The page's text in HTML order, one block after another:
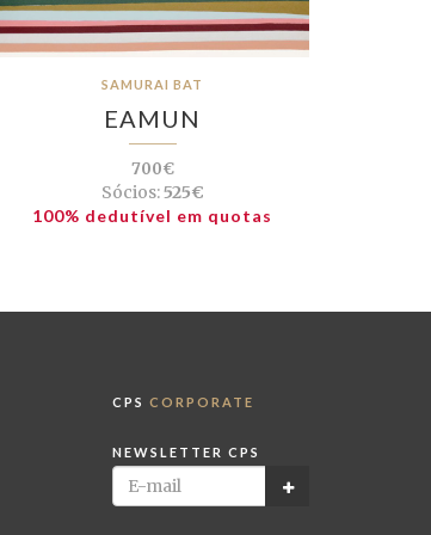
SAMURAI BAT
EAMUN
700€
Sócios:525€
100% dedutível em quotas
CPS CORPORATE
NEWSLETTER CPS